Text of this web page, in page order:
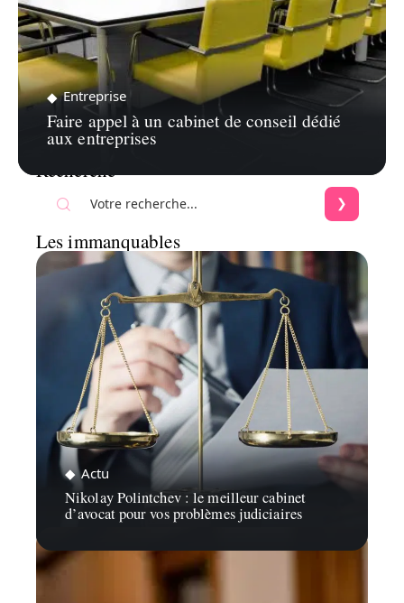
Entreprise
Faire appel à un cabinet de conseil dédié
aux entreprises
Recherche
Les immanquables
Actu
Nikolay Polintchev : le meilleur cabinet
d’avocat pour vos problèmes judiciaires